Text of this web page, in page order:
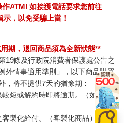
ATM! 如接獲電話要求您前往
，以免受騙上當！
期，退回商品須為全新狀態**
19條及行政院消費者保護處公告之
外情事適用準則」，以下商品購買
，將不提供7天的猶豫期：
短或解約時即將逾期。（如：生
製化給付。（客製化商品）